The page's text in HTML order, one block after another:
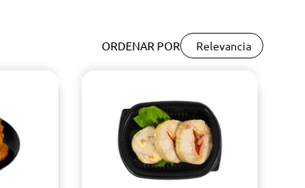
ORDENAR POR Relevancia